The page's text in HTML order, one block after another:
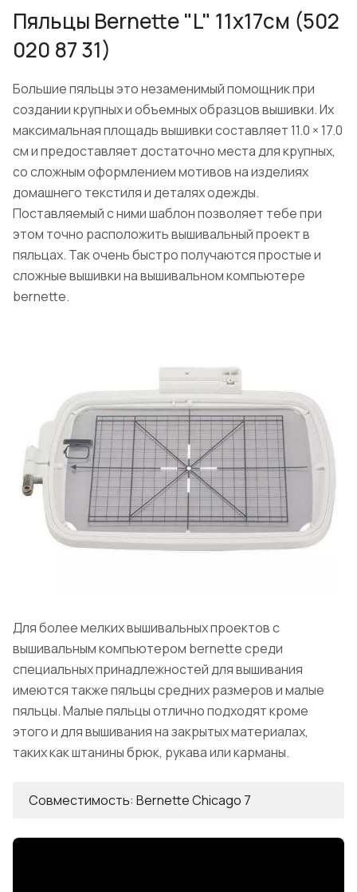
Пяльцы Bernette "L" 11х17см (502
020 87 31)
Большие пяльцы это незаменимый помощник при
создании крупных и объемных образцов вышивки. Их
максимальная площадь вышивки составляет 11.0 × 17.0
см и предоставляет достаточно места для крупных,
со сложным оформлением мотивов на изделиях
домашнего текстиля и деталях одежды.
Поставляемый с ними шаблон позволяет тебе при
этом точно расположить вышивальный проект в
пяльцах. Так очень быстро получаются простые и
сложные вышивки на вышивальном компьютере
bernette.
Для более мелких вышивальных проектов с
вышивальным компьютером bernette среди
специальных принадлежностей для вышивания
имеются также пяльцы средних размеров и малые
пяльцы. Малые пяльцы отлично подходят кроме
этого и для вышивания на закрытых материалах,
таких как штанины брюк, рукава или карманы.
Совместимость: Bernette Chicago 7